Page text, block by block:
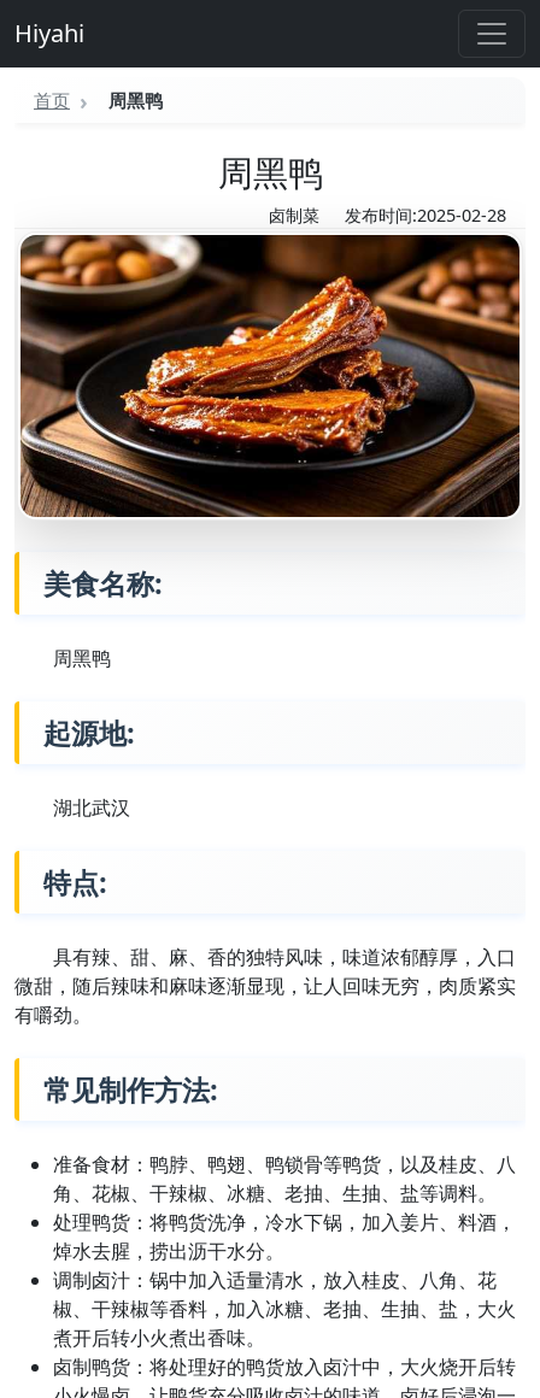
Hiyahi
首页 周黑鸭
周黑鸭
卤制菜 发布时间:2025-02-28
美食名称:
周黑鸭
起源地:
湖北武汉
特点:
具有辣、甜、麻、香的独特风味，味道浓郁醇厚，入口
微甜，随后辣味和麻味逐渐显现，让人回味无穷，肉质紧实
有嚼劲。
常见制作方法:
准备食材：鸭脖、鸭翅、鸭锁骨等鸭货，以及桂皮、八
角、花椒、干辣椒、冰糖、老抽、生抽、盐等调料。
处理鸭货：将鸭货洗净，冷水下锅，加入姜片、料酒，
焯水去腥，捞出沥干水分。
调制卤汁：锅中加入适量清水，放入桂皮、八角、花
椒、干辣椒等香料，加入冰糖、老抽、生抽、盐，大火
煮开后转小火煮出香味。
卤制鸭货：将处理好的鸭货放入卤汁中，大火烧开后转